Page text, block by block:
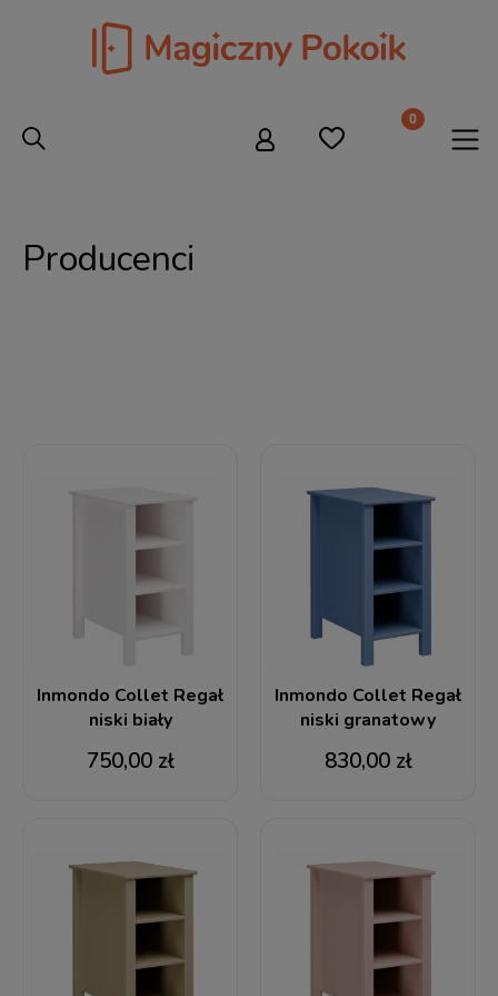
Producenci
Inmondo Collet Regał
niski biały
750,00 zł
Inmondo Collet Regał
niski granatowy
830,00 zł